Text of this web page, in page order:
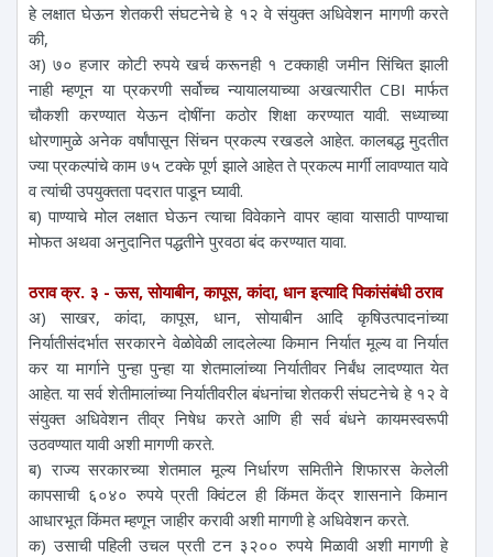
हे लक्षात घेऊन शेतकरी संघटनेचे हे १२ वे संयुक्त अधिवेशन मागणी करते
की,
अ) ७० हजार कोटी रुपये खर्च करूनही १ टक्काही जमीन सिंचित झाली
नाही म्हणून या प्रकरणी सर्वोच्च न्यायालयाच्या अखत्यारीत CBI मार्फत
चौकशी करण्यात येऊन दोषींना कठोर शिक्षा करण्यात यावी. सध्याच्या
धोरणामुळे अनेक वर्षांपासून सिंचन प्रकल्प रखडले आहेत. कालबद्ध मुदतीत
ज्या प्रकल्पांचे काम ७५ टक्के पूर्ण झाले आहेत ते प्रकल्प मार्गी लावण्यात यावे
व त्यांची उपयुक्तता पदरात पाडून घ्यावी.
ब) पाण्याचे मोल लक्षात घेऊन त्याचा विवेकाने वापर व्हावा यासाठी पाण्याचा
मोफत अथवा अनुदानित पद्धतीने पुरवठा बंद करण्यात यावा.
ठराव क्र. ३ - ऊस, सोयाबीन, कापूस, कांदा, धान इत्यादि पिकांसंबंधी ठराव
अ) साखर, कांदा, कापूस, धान, सोयाबीन आदि कृषिउत्पादनांच्या
निर्यातीसंदर्भात सरकारने वेळोवेळी लादलेल्या किमान निर्यात मूल्य वा निर्यात
कर या मार्गाने पुन्हा पुन्हा या शेतमालांच्या निर्यातीवर निर्बंध लादण्यात येत
आहेत. या सर्व शेतीमालांच्या निर्यातीवरील बंधनांचा शेतकरी संघटनेचे हे १२ वे
संयुक्त अधिवेशन तीव्र निषेध करते आणि ही सर्व बंधने कायमस्वरूपी
उठवण्यात यावी अशी मागणी करते.
ब) राज्य सरकारच्या शेतमाल मूल्य निर्धारण समितीने शिफारस केलेली
कापसाची ६०४० रुपये प्रती क्विंटल ही किंमत केंद्र शासनाने किमान
आधारभूत किंमत म्हणून जाहीर करावी अशी मागणी हे अधिवेशन करते.
क) उसाची पहिली उचल प्रती टन ३२०० रुपये मिळावी अशी मागणी हे